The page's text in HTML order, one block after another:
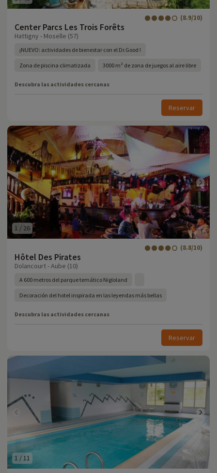
Center Parcs Les Trois Forêts
(8.9/10)
Hattigny - Moselle (57)
¡NUEVO: actividades de bienestar con el Dr.Good !
Zona de piscina climatizada 3000 m² de zona de juegos al aire libre
Descubra las actividades cercanas
Reservar
1 / 26
Hôtel Des Pirates
(8.8/10)
Dolancourt - Aube (10)
A 600 metros del parque temático Nigloland
Decoración del hotel inspirada en las leyendas más bellas
Descubra las actividades cercanas
Reservar
1 /11